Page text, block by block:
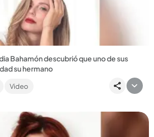
Compartir Noticia
Bahamón descubrió que uno de sus
su hermano
Video